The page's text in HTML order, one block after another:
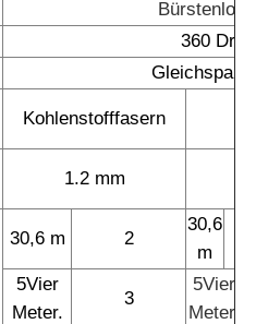
360
Kohlenstofffasern
1.2 mm
30,6 m 2
30,6
m
5Vier
Meter.
3
5Vier
Meter.